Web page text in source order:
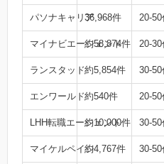
パソナキャリア36,968件 20-50
マイナビエージェント
約58,874件 20-30
ランスタッド約5,854件 30-50
エンワールド約540件 20-50
LHH転職エージェント
約10,000件 30-50
マイケルペイジ約4,767件 30-50